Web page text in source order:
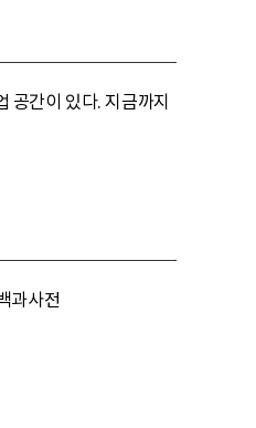
공간이 있다. 지금까지
과사전